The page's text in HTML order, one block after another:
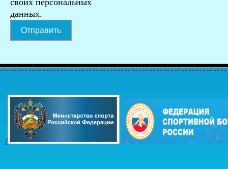
своих персональных
данных.
Отправить
/